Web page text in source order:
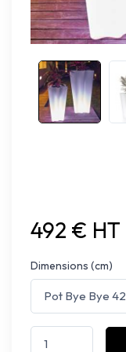
492 € HT
Dimensions (cm)